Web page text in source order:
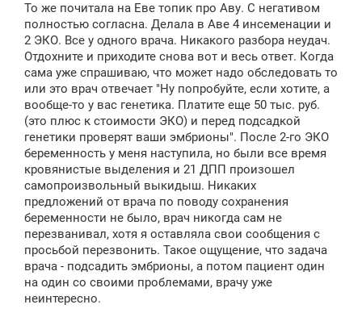
б
щ
н
и
То же почитала на Еве топик про Аву. С негативом
полностью согласна. Делала в Аве 4 инсеменации и
2 ЭКО. Все у одного врача. Никакого разбора неудач.
Отдохните и приходите снова вот и весь ответ. Когда
сама уже спрашиваю, что может надо обследовать то
или это врач отвечает "Ну попробуйте, если хотите, а
вообще-то у вас генетика. Платите еще 50 тыс. руб.
(это плюс к стоимости ЭКО) и перед подсадкой
генетики проверят ваши эмбрионы". После 2-го ЭКО
беременность у меня наступила, но были все время
кровянистые выделения и 21 ДПП произошел
самопроизвольный выкидыш. Никаких
предложений от врача по поводу сохранения
беременности не было, врач никогда сам не
перезванивал, хотя я оставляла свои сообщения с
просьбой перезвонить. Такое ощущение, что задача
врача - подсадить эмбрионы, а потом пациент один
на один со своими проблемами, врачу уже
неинтересно.